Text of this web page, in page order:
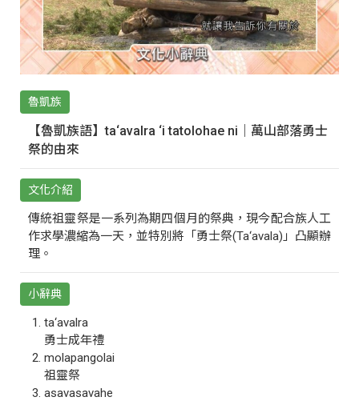
魯凱族
【魯凱族語】ta‘avalra ‘i tatolohae ni｜萬山部落勇士
祭的由來
文化介紹
傳統祖靈祭是一系列為期四個月的祭典，現今配合族人工
作求學濃縮為一天，並特別將「勇士祭(Ta‘avala)」凸顯辦
理。
小辭典
ta‘avalra
勇士成年禮
molapangolai
祖靈祭
asavasavahe